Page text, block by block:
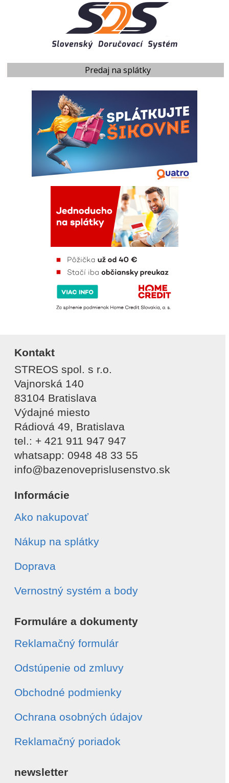
Predaj na splátky
Kontakt
STREOS spol. s r.o.
Vajnorská 140
83104 Bratislava
Výdajné miesto
Rádiová 49, Bratislava
tel.: + 421 911 947 947
whatsapp: 0948 48 33 55
info@bazenoveprislusenstvo.sk
Informácie
Ako nakupovať
Nákup na splátky
Doprava
Vernostný systém a body
Formuláre a dokumenty
Reklamačný formulár
Odstúpenie od zmluvy
Obchodné podmienky
Ochrana osobných údajov
Reklamačný poriadok
newsletter